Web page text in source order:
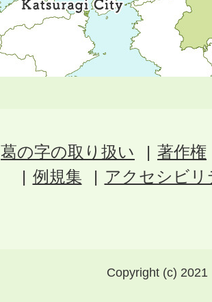
葛の字の取り扱い
著作権
例規集
アクセシビ
Copyright (c)